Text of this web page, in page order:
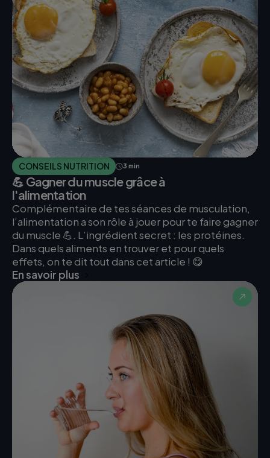
CONSEILS NUTRITION 3 min
💪 Gagner du muscle grâce à
l'alimentation
Complémentaire de tes séances de musculation,
l’alimentation a son rôle à jouer pour te faire gagner
du muscle 💪. L’ingrédient secret : les protéines.
Dans quels aliments en trouver et pour quels
effets, on te dit tout dans cet article ! 😋
En savoir plus